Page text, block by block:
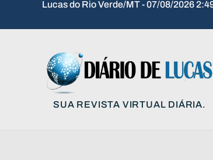
Lucas do Rio Verde/MT - 07/08/2026
SUA REVISTA VIRTUAL DIÁRIA.